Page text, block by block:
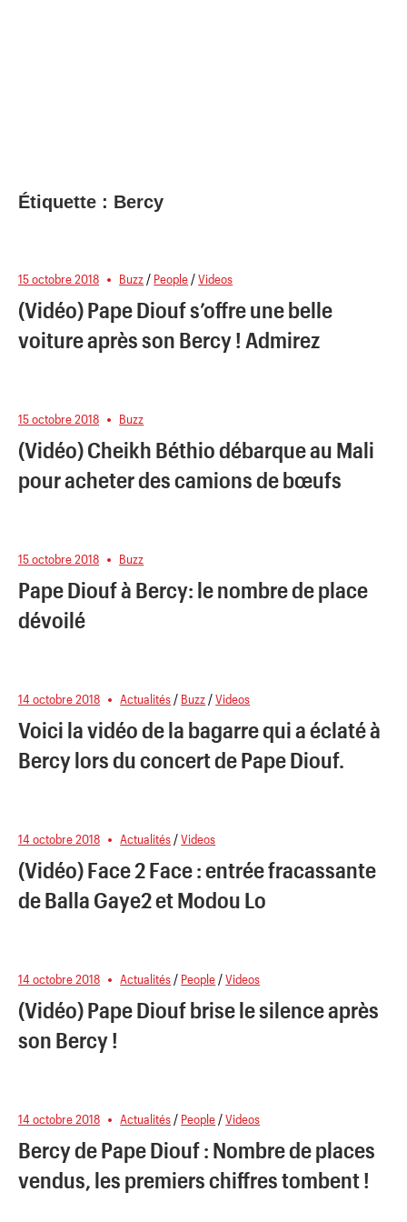
Étiquette : Bercy
15 octobre 2018 Buzz / People /Videos
(Vidéo) Pape Diouf s’offre une belle
voiture après son Bercy ! Admirez
15 octobre 2018 Buzz
(Vidéo) Cheikh Béthio débarque au Mali
pour acheter des camions de bœufs
15 octobre 2018 Buzz
Pape Diouf à Bercy: le nombre de place
dévoilé
14 octobre 2018 Actualités / Buzz /Videos
Voici la vidéo de la bagarre qui a éclaté à
Bercy lors du concert de Pape Diouf.
14 octobre 2018 Actualités /Videos
(Vidéo) Face 2 Face : entrée fracassante
de Balla Gaye2 et Modou Lo
14 octobre 2018 Actualités / People /Videos
(Vidéo) Pape Diouf brise le silence après
son Bercy !
14 octobre 2018 Actualités / People /Videos
Bercy de Pape Diouf : Nombre de places
vendus, les premiers chiffres tombent !